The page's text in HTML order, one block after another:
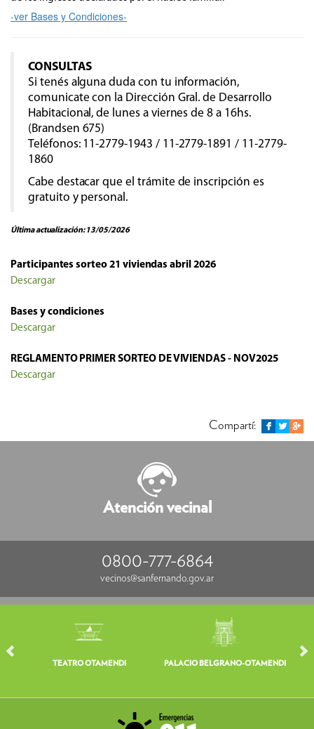
-ver Bases y Condiciones-
CONSULTAS
Si tenés alguna duda con tu información,
comunicate con la Dirección Gral. de Desarrollo
Habitacional, de lunes a viernes de 8 a 16hs.
(Brandsen 675)
Teléfonos: 11-2779-1943 / 11-2779-1891 / 11-2779-
1860
Cabe destacar que el trámite de inscripción es
gratuito y personal.
Última actualización: 13/05/2026
Participantes sorteo 21 viviendas abril 2026
Descargar
Bases y condiciones
Descargar
REGLAMENTO PRIMER SORTEO DE VIVIENDAS - NOV2025
Descargar
Compartí:
Atención vecinal
0800-777-6864
vecinos@sanfernando.gov.ar
TEATRO OTAMENDI PALACIO BELGRANO-OTAMENDI